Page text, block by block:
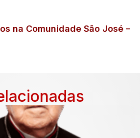
na Comunidade São José –